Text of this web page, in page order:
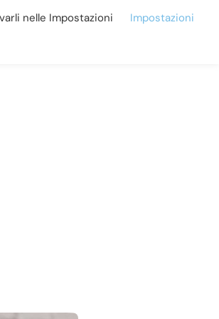
montature e lenti oftalmiche.
nelle Impostazioni
Impostazioni